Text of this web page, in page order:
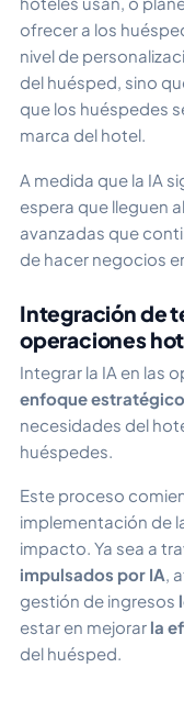
ofrecer a los
nivel de
del huésped, sino
que los huéspedes
marca del hotel.
A medida que la IA
espera que lleguen
avanzadas que
de hacer negocios
Integración de
operaciones
Integrar la IA en las
enfoque estratégico
necesidades del
huéspedes.
Este proceso
implementación de
impacto. Ya sea a
impulsados por IA,
gestión de ingresos
estar en mejorar la
del huésped.